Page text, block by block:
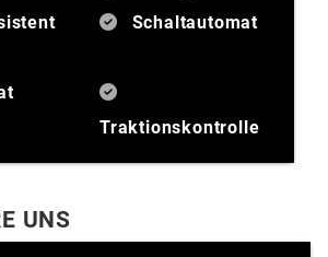
Schaltautomat
Traktionskontrolle
UNS